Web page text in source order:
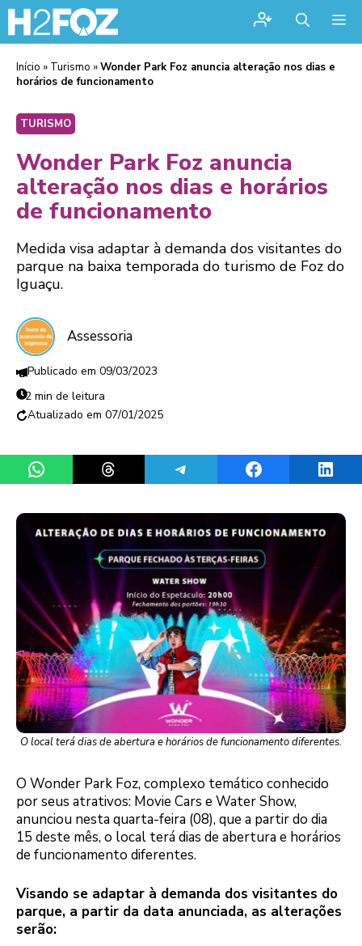
Início » Turismo »Wonder Park Foz anuncia alteração nos dias e
horários de funcionamento
TURISMO
Wonder Park Foz anuncia
alteração nos dias e horários
de funcionamento
Medida visa adaptar à demanda dos visitantes do
parque na baixa temporada do turismo de Foz do
Iguaçu.
Assessoria
09/03/2023
2 min de leitura
07/01/2025
Share on WhatsAppShare on ThreadsShare on TelegramShare on Facebook
O local terá dias de abertura e horários de funcionamento diferentes.
O Wonder Park Foz, complexo temático conhecido
por seus atrativos: Movie Cars e Water Show,
anunciou nesta quarta-feira (08), que a partir do dia
15 deste mês, o local terá dias de abertura e horários
de funcionamento diferentes.
Visando se adaptar à demanda dos visitantes do
parque, a partir da data anunciada, as alterações
serão: